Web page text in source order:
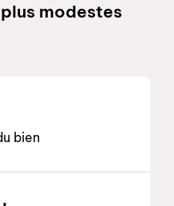
modestes
bien